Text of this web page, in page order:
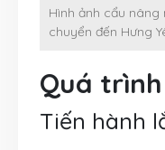
Hình ảnh cẩu
chuyển đến Hưng
Quá
Tiến hành